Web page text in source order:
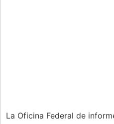
La Oficina Federal de